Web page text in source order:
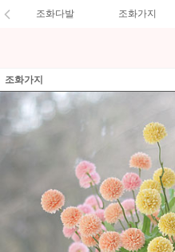
조화다발 조화가지
조화가지